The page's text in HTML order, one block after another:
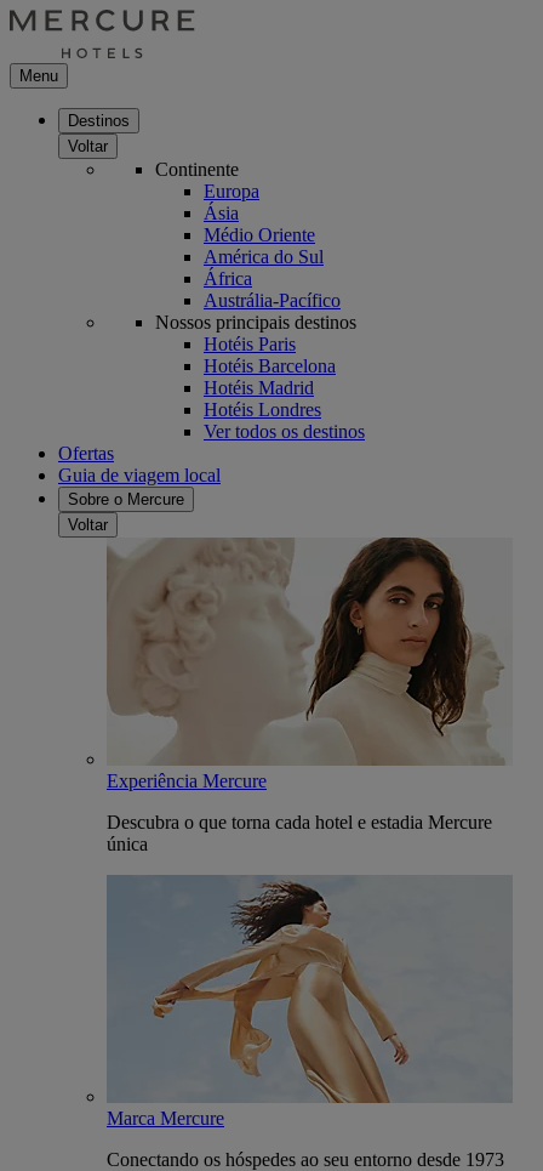
Menu
Destinos
Voltar
Continente
Europa
Ásia
Médio Oriente
América do Sul
África
Austrália-Pacífico
Nossos principais destinos
Hotéis Paris
Hotéis Barcelona
Hotéis Madrid
Hotéis Londres
Ver todos os destinos
Ofertas
Guia de viagem local
Sobre o Mercure
Voltar
Experiência Mercure
Descubra o que torna cada hotel e estadia Mercure
única
Marca Mercure
Conectando os hóspedes ao seu entorno desde 1973